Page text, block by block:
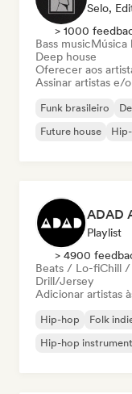
Selo,
> 1000
Bass musicMúsica
Deep house
Oferecer aos
Assinar artistas e/
Funk brasileiro
Future house
ADAD
Playlist
> 4900
Beats / Lo-fiChill
Drill/Jersey
Adicionar artistas
Hip-hop Folk
Hip-hop